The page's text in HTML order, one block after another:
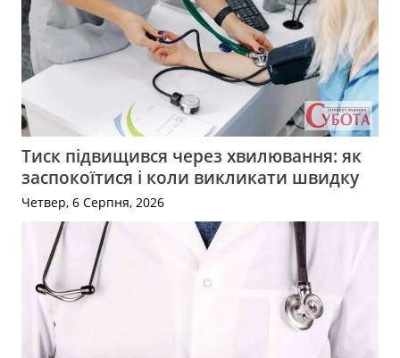
Тиск підвищився через хвилювання: як
заспокоїтися і коли викликати швидку
Четвер, 6 Серпня, 2026